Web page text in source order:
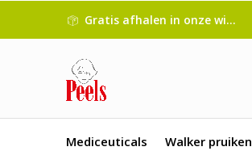
Mediceuticals Walker
Gratis afhalen in onze winkel